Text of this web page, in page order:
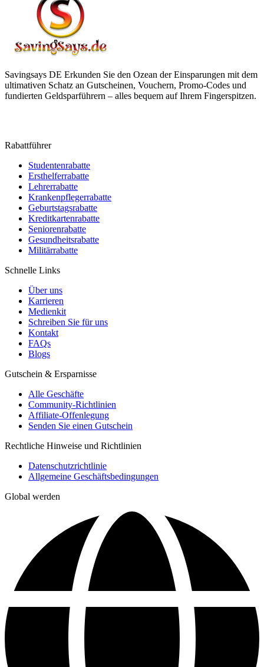
Savingsays DE Erkunden Sie den Ozean der Einsparungen mit dem
ultimativen Schatz an Gutscheinen, Vouchern, Promo-Codes und
fundierten Geldsparführern – alles bequem auf Ihrem Fingerspitzen.
Rabattführer
Studentenrabatte
Ersthelferrabatte
Lehrerrabatte
Krankenpflegerrabatte
Geburtstagsrabatte
Kreditkartenrabatte
Seniorenrabatte
Gesundheitsrabatte
Militärrabatte
Schnelle Links
Über uns
Karrieren
Medienkit
Schreiben Sie für uns
Kontakt
FAQs
Blogs
Gutschein & Ersparnisse
Alle Geschäfte
Community-Richtlinien
Affiliate-Offenlegung
Senden Sie einen Gutschein
Rechtliche Hinweise und Richtlinien
Datenschutzrichtlinie
Allgemeine Geschäftsbedingungen
Global werden